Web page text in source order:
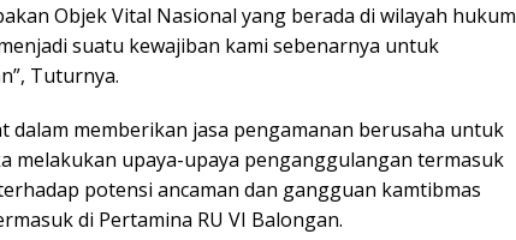
Objek Vital Nasional yang berada di wilayah hukum
suatu kewajiban kami sebenarnya untuk
Tuturnya.
dalam memberikan jasa pengamanan berusaha untuk
melakukan upaya-upaya penganggulangan termasuk
potensi ancaman dan gangguan kamtibmas
di Pertamina RU VI Balongan.